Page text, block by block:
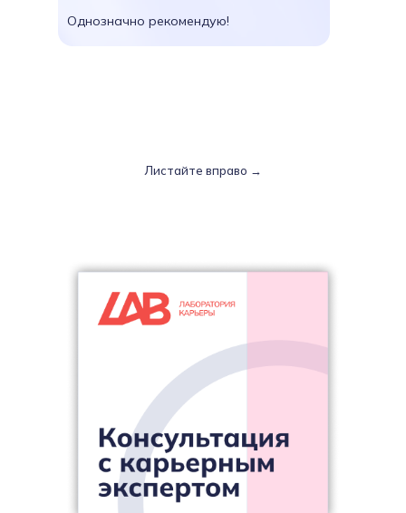
Однозначно рекомендую!
Листайте вправо →